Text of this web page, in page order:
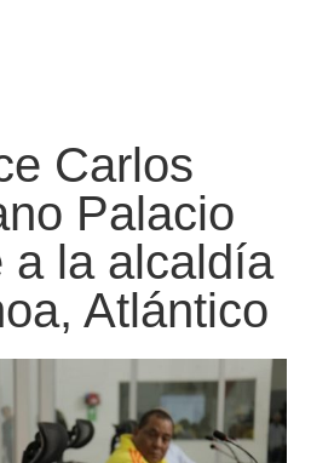
Carlos
Palacio
a la alcaldía
Atlántico